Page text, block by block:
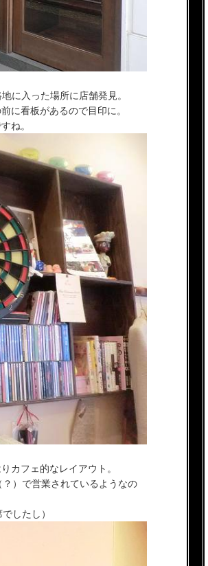
に入った場所に店舗発見。
に看板があるので目印に。
ね。
カフェ的なレイアウト。
）で営業されているようなの
したし）